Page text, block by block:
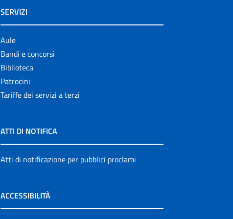
SERVIZI
Aule
Bandi e concorsi
Biblioteca
Patrocini
Tariffe dei servizi a terzi
ATTI DI NOTIFICA
Atti di notificazione per pubblici proclami
ACCESSIBILITÀ